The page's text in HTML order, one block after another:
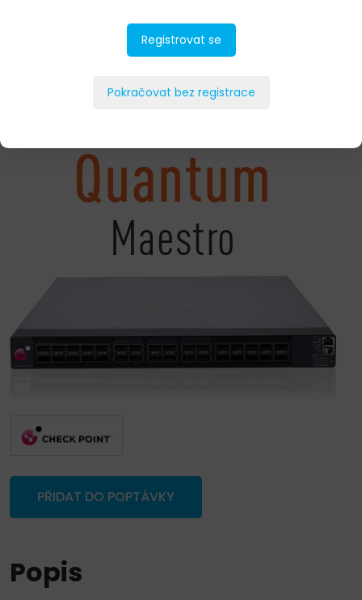
PŘIDAT DO POPTÁVKY
Popis
Registrovat se
Pokračovat bez registrace